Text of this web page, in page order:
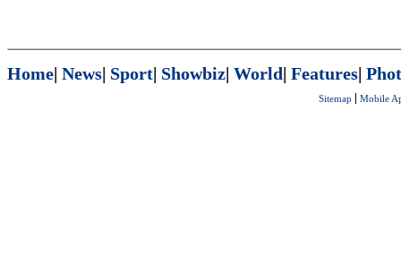
Home| News| Sport| Showbiz| World| Features|
Sitemap Mobile